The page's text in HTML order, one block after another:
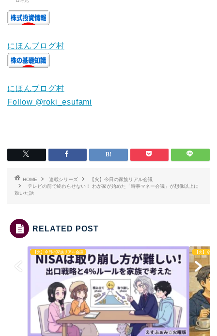
にほんブログ村
にほんブログ村
Follow @roki_esufami
HOME 連載シリーズ
【火】今日の家族リアル会議
テレビの前で終わらせない！ わが家が始めた「時事マネー会議」が想像以上に
効いた話
RELATED POST
【火】今日の家族リアル会議 【火】今日